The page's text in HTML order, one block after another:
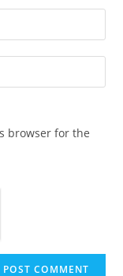
browser for the